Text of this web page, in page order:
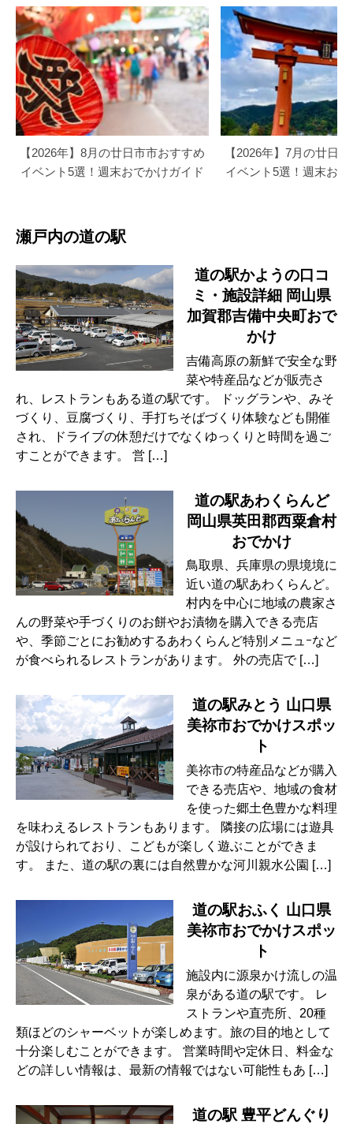
【2026年】8月の廿日市市おすすめ
イベント5選！週末おでかけガイド
【2026年】7月の廿日
イベント5選！週末お
瀬戸内の道の駅
道の駅かようの口コ
ミ・施設詳細 岡山県
加賀郡吉備中央町おで
かけ
吉備高原の新鮮で安全な野
菜や特産品などが販売さ
れ、レストランもある道の駅です。 ドッグランや、みそ
づくり、豆腐づくり、手打ちそばづくり体験なども開催
され、ドライブの休憩だけでなくゆっくりと時間を過ご
すことができます。 営 […]
道の駅あわくらんど
岡山県英田郡西粟倉村
おでかけ
鳥取県、兵庫県の県境境に
近い道の駅あわくらんど。
村内を中心に地域の農家さ
んの野菜や手づくりのお餅やお漬物を購入できる売店
や、季節ごとにお勧めするあわくらんど特別メニュｰなど
が食べられるレストランがあります。 外の売店で […]
道の駅みとう 山口県
美祢市おでかけスポッ
ト
美祢市の特産品などが購入
できる売店や、地域の食材
を使った郷土色豊かな料理
を味わえるレストランもあります。 隣接の広場には遊具
が設けられており、こどもが楽しく遊ぶことができま
す。 また、道の駅の裏には自然豊かな河川親水公園 […]
道の駅おふく 山口県
美祢市おでかけスポッ
ト
施設内に源泉かけ流しの温
泉がある道の駅です。 レ
ストランや直売所、20種
類ほどのシャーベットが楽しめます。旅の目的地として
十分楽しむことができます。 営業時間や定休日、料金な
どの詳しい情報は、最新の情報ではない可能性もあ […]
道の駅 豊平どんぐり